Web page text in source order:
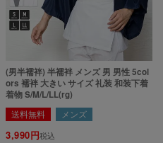
(男半襦袢) 半襦袢 メンズ 男 男性 5col
ors 襦袢 大きい サイズ 礼装 和装下着
着物 S/M/L/LL(rg)
送料無料 メンズ
3,990 税込